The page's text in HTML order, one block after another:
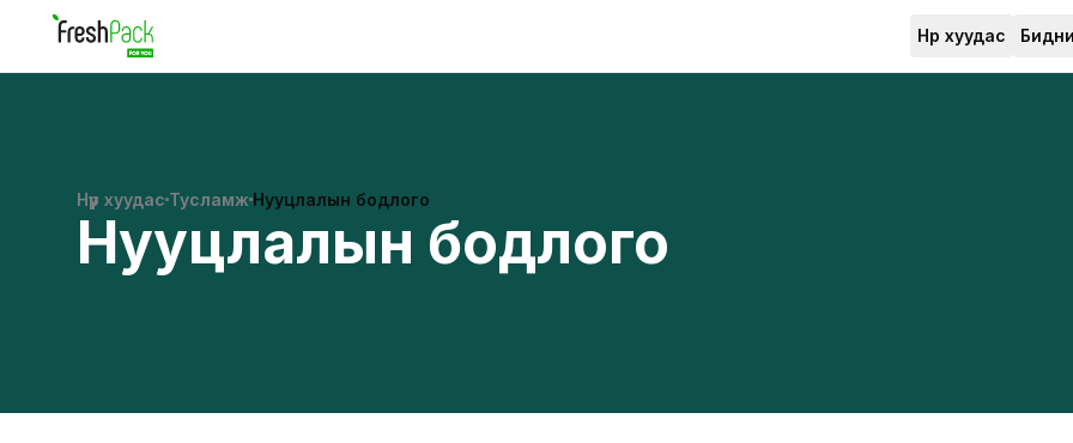
Нүүр хуудас
Нүүр хуудас Тусламж Нууцлалын бодлого
Нууцлалын бодлого